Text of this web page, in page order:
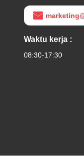
Waktu kerja :
08:30-17:30